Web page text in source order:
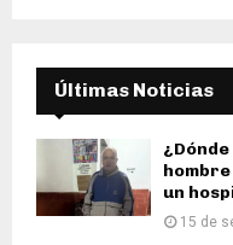
Últimas Noticias
un
15 de